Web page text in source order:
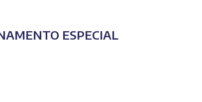
ESPECIAL